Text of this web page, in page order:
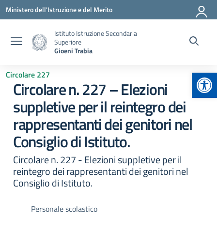
Vai ai contenuti
Vai al menu di navigazione
Vai al footer
Ministero dell'Istruzione e del Merito
Istituto Istruzione Secondaria
Superiore
Gioeni Trabia
Circolare 227
Circolare n. 227 – Elezioni
suppletive per il reintegro dei
rappresentanti dei genitori nel
Consiglio di Istituto.
Circolare n. 227 - Elezioni suppletive per il
reintegro dei rappresentanti dei genitori nel
Consiglio di Istituto.
Personale scolastico